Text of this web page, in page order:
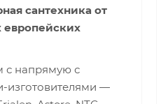
сантехника от
с напрямую с
изготовителями —